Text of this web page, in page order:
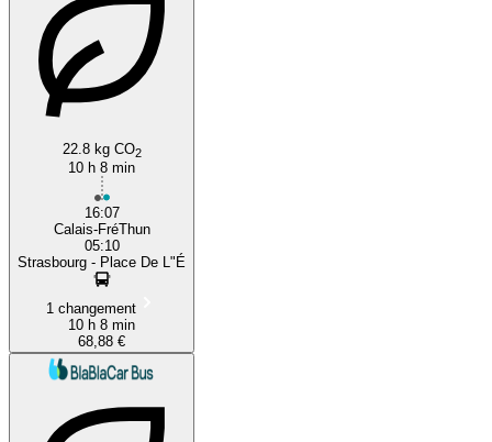
22.8 kg CO2
10 h 8 min
16:07
Calais-FréThun
05:10
Strasbourg - Place De L"É
1 changement
10 h 8 min
68,88 €